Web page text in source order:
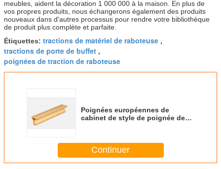
Étiquettes: tractions de matériel de raboteuse,
tractions de porte de buffet,
poignées de traction de raboteuse
d'aluminium
Continuer
Poignées de traction de matériel